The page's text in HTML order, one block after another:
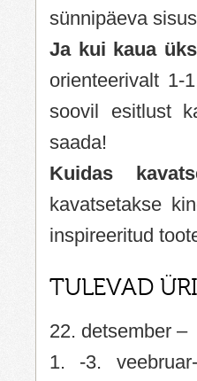
sünnipäeva
Ja kui kaua
orienteerivalt 1-
soovil esitlust
saada!
Kuidas
kavatsetakse
inspireeritud
TULEVAD
22. detsember
1. -3.